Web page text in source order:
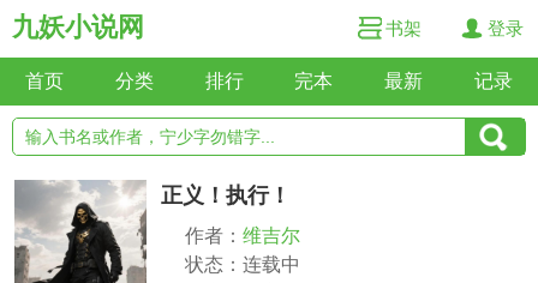
九妖小说网 书架 登录
首页 分类 排行 完本 最新 记录
正义！执行！
作者： 维吉尔
状态：连载中